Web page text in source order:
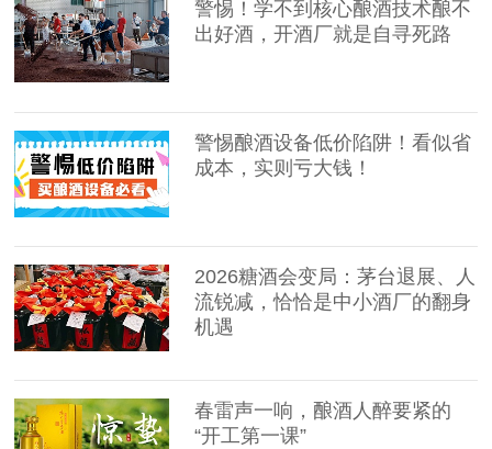
警惕！学不到核心酿酒技术酿不
出好酒，开酒厂就是自寻死路
警惕酿酒设备低价陷阱！看似省
成本，实则亏大钱！
2026糖酒会变局：茅台退展、人
流锐减，恰恰是中小酒厂的翻身
机遇
春雷声一响，酿酒人醉要紧的
“开工第一课”